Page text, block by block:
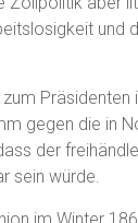
und
gegen die in
der
sein würde.
im Winter